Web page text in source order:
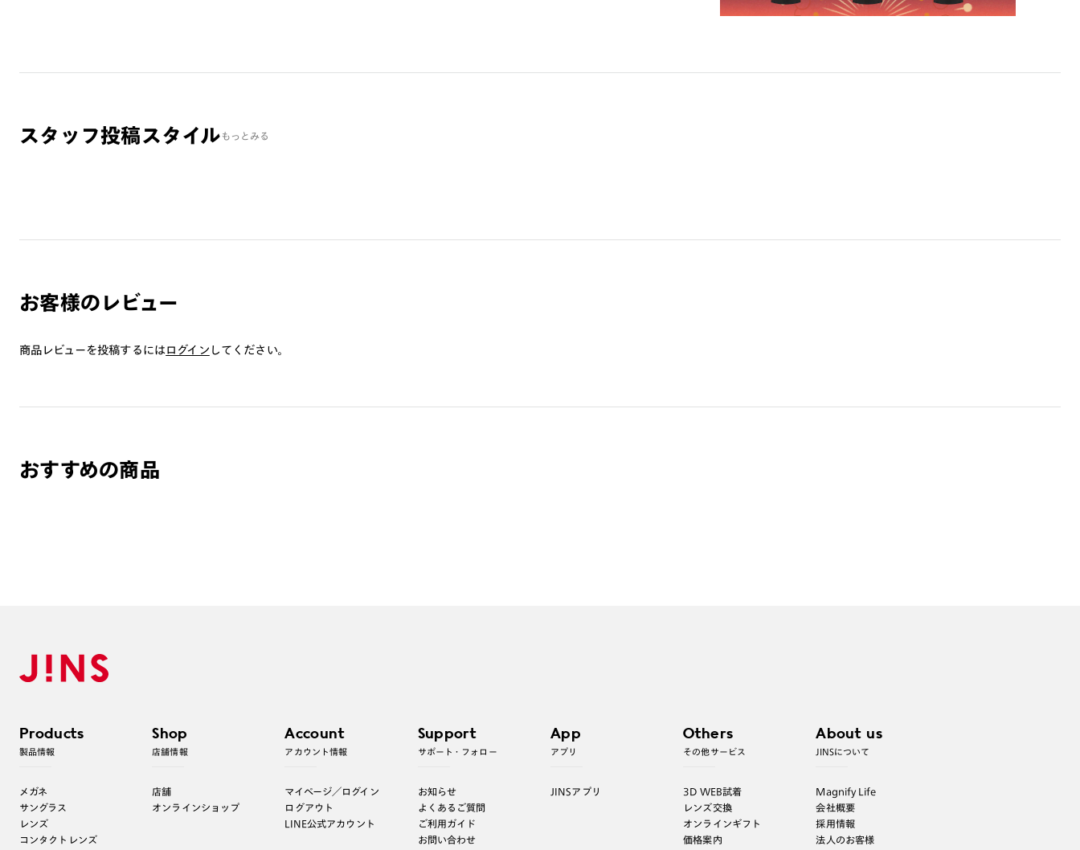
【度付きカスタム・レンズ交換でご購入希望の方】
※標準クリアレンズ（度付き）へ交換される場合は、レ
は異なるカラーとなります。
スタッフ投稿スタイル もっとみる
お客様のレビュー
商品レビューを投稿するには ログイン してください。
おすすめの商品
Products
製品情報
メガネ
サングラス
レンズ
コンタクトレンズ
Shop
店舗情報
店舗
オンラインショップ
Account
アカウント情報
マイページ／ログイン
ログアウト
LINE公式アカウント
Support
サポート・フォロー
お知らせ
よくあるご質問
ご利用ガイド
お問い合わせ
App
アプリ
JINSアプリ
Others
その他サービス
3D WEB試着
レンズ交換
オンラインギフト
価格案内
About us
JINSについて
Magnify Life
会社概要
採用情報
法人のお客様